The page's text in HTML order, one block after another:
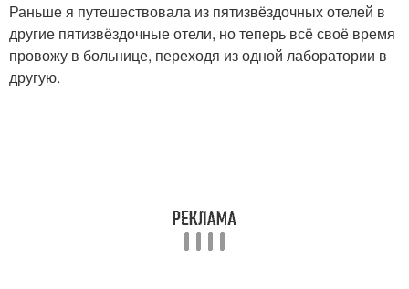
Раньше я путешествовала из пятизвёздочных отелей в
другие пятизвёздочные отели, но теперь всё своё время
провожу в больнице, переходя из одной лаборатории в
другую.